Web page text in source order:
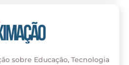
sobre Educação, Tecnologia